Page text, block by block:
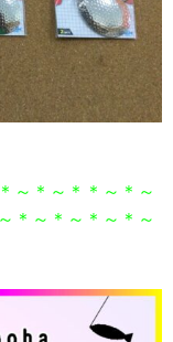
～＊～＊＊～＊～
＊～＊～＊～＊～